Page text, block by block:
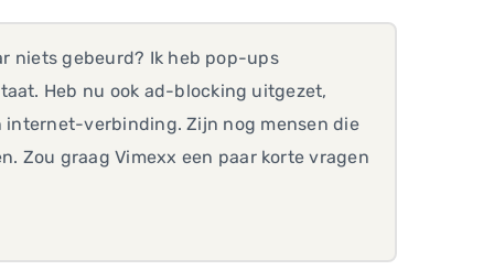
niets gebeurd? Ik heb pop-ups
Heb nu ook ad-blocking uitgezet,
verbinding. Zijn nog mensen die
Zou graag Vimexx een paar korte vragen